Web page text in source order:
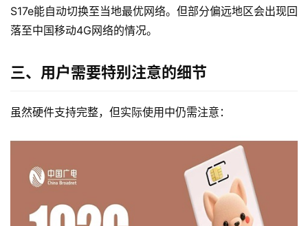
S17e能自动切换至当地最优网络。但部分偏远地区会出现回
落至中国移动4G网络的情况。
三、用户需要特别注意的细节
虽然硬件支持完整，但实际使用中仍需注意：